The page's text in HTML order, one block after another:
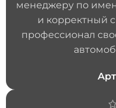
менеджеру по
и корректный
профессионал